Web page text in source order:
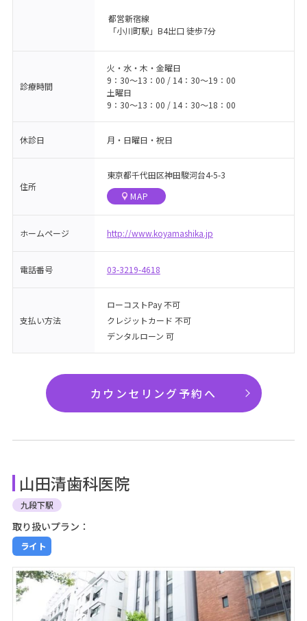
都営新宿線
「小川町駅」B4出口 徒歩7分
診療時間
火・水・木・金曜日
9：30〜13：00 / 14：30〜19：00
土曜日
9：30〜13：00 / 14：30〜18：00
休診日 月・日曜日・祝日
住所
東京都千代田区神田駿河台4-5-3
MAP
ホームページ http://www.koyamashika.jp
電話番号 03-3219-4618
支払い方法
ローコストPay 不可
クレジットカード 不可
デンタルローン 可
カウンセリング予約へ
山田清歯科医院
九段下駅
取り扱いプラン：
ライト